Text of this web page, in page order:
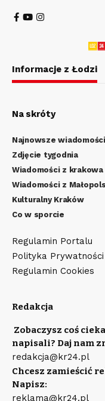
Informacje z Łodzi
Na skróty
Najnowsze wiadomości
Zdjęcie tygodnia
Wiadomości z krakowa
Wiadomości z
Kulturalny Kraków
Co w sporcie
Regulamin Portalu
Polityka Prywatności
Regulamin Cookies
Redakcja
Zobaczysz coś
napisali? Daj nam
redakcja@kr24.pl
Chcesz zamieścić
Napisz:
reklama@kr24.pl